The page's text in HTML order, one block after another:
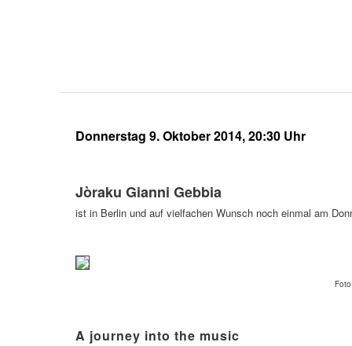
Donnerstag 9. Oktober 2014, 20:30 Uhr
Jòraku Gianni Gebbia
ist in Berlin und auf vielfachen Wunsch noch einmal am
A journey into the music